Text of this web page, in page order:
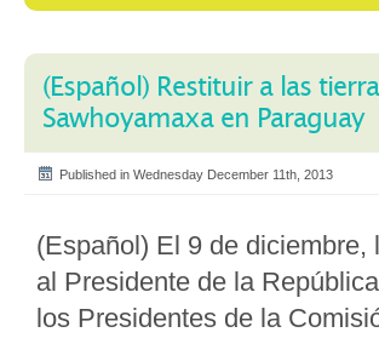
(Español) Restituir a las
Sawhoyamaxa en Paraguay
Published in Wednesday December 11th, 2013
(Español) El 9 de
al Presidente de la
los Presidentes de la